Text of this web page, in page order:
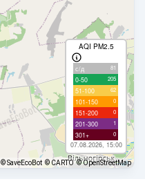
AQI PM2.5
с/д 81
0-50 205
51-100 62
101-150 0
151-200 0
201-300 1
301+ 0
07.08.2026, 15:00
© SaveEcoBot © CARTO © OpenStreetMap